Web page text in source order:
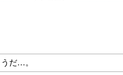
だ…。